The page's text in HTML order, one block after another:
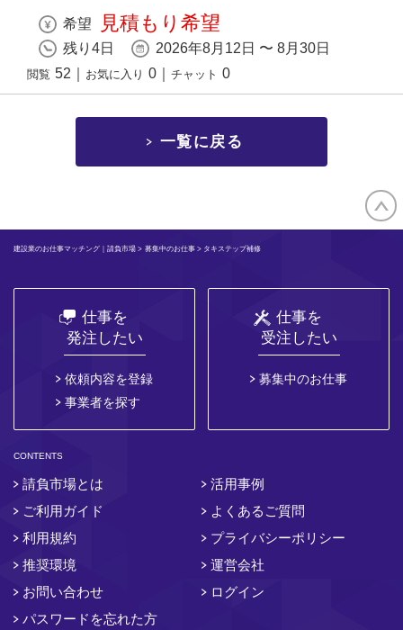
希望 見積もり希望
残り4日 2026年8月12日 〜 8月30日
閲覧 52 お気に入り 0 チャット 0
一覧に戻る
建設業のお仕事マッチング｜請負市場 > 募集中のお仕事> タキステップ補修
仕事を
発注したい
依頼内容を登録
事業者を探す
仕事を
受注したい
募集中のお仕事
CONTENTS
請負市場とは
活用事例
ご利用ガイド
よくあるご質問
利用規約
プライバシーポリシー
推奨環境
運営会社
お問い合わせ
ログイン
パスワードを忘れた方